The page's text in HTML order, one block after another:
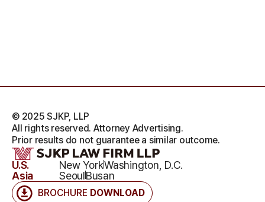
BROCHURE DOWNLOAD
U.S. New YorkWashington, D.C.
Asia
SeoulBusan
© 2025 SJKP, LLP
All rights reserved. Attorney Advertising.
Prior results do not guarantee a similar outcome.